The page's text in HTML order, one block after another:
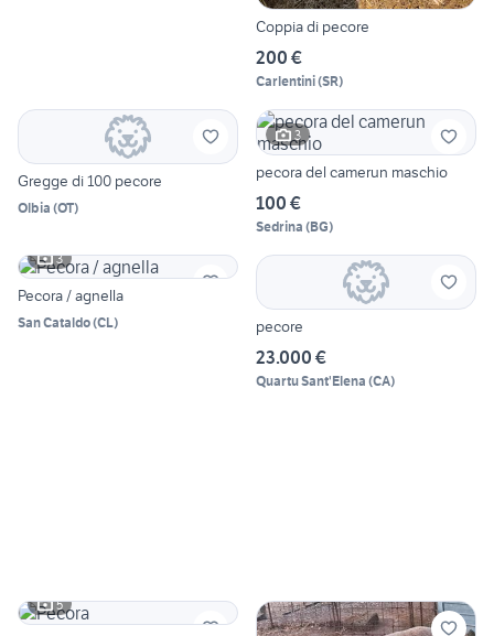
Coppia di pecore
200 €
Carlentini(SR)
Gregge di 100 pecore
Olbia (OT)
3
pecora del camerun maschio
100 €
Sedrina (BG)
3
Pecora / agnella
San Cataldo(CL) pecore
23.000 €
Quartu Sant'Elena (CA)
5